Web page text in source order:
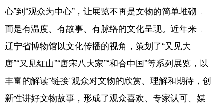
心”到“观众为中心”，让展览不再是文物的简单堆砌，
而是有温度、有故事、有脉络的文化呈现。近年来，
辽宁省博物馆以文化传播的视角，策划了“又见大
唐”“又见红山”“唐宋八大家”“和合中国”等系列展览，以
丰富的解读“链接”观众对文物的欣赏、理解和期待，创
新性讲好文物故事，形成了观众喜欢、专家认可、媒